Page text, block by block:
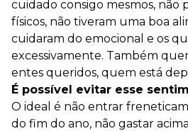
cuidado consigo mesmos, não
físicos, não tiveram uma boa
cuidaram do emocional e os
excessivamente. Também
entes queridos, quem está
É possível evitar esse
O ideal é não entrar
do fim do ano, não gastar